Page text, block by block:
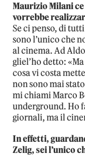
Maurizio Milani ce
vorrebbe
Se ci penso, di
sono l’unico che
al cinema. Ad
gliel’ho detto:
cosa vi costa
non sono mai
mi chiami Marco
underground. Ho
giornali, ma il
In effetti,
Zelig, sei l’unico